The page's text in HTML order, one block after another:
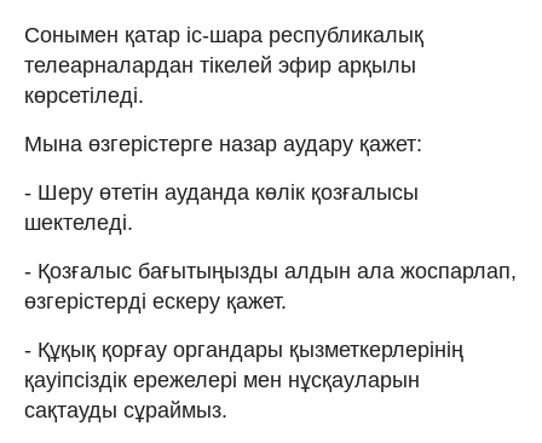
Сонымен қатар іс-шара республикалық
телеарналардан тікелей эфир арқылы
көрсетіледі.
Мына өзгерістерге назар аудару қажет:
- Шеру өтетін ауданда көлік қозғалысы
шектеледі.
- Қозғалыс бағытыңызды алдын ала жоспарлап,
өзгерістерді ескеру қажет.
- Құқық қорғау органдары қызметкерлерінің
қауіпсіздік ережелері мен нұсқауларын
сақтауды сұраймыз.